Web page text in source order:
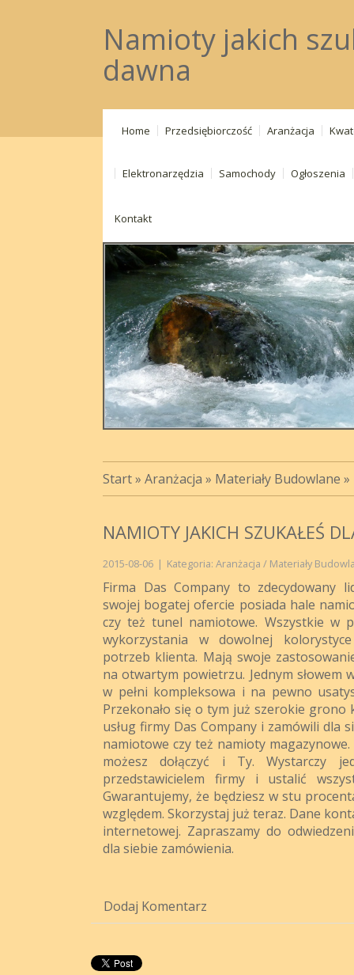
Namioty jakich
dawna
Home Przedsiębiorczość Aranżacja
Elektronarzędzia Samochody Ogłoszenia
Kontakt
Start» Aranżacja » Materiały Budowlane »
NAMIOTY JAKICH SZUKAŁEŚ
2015-08-06 | Kategoria: Aranżacja / Materiały
Firma Das Company to zdecydowany
swojej bogatej ofercie posiada hale
czy też tunel namiotowe. Wszystkie w
wykorzystania w dowolnej
potrzeb klienta. Mają swoje
na otwartym powietrzu. Jednym słowem
w pełni kompleksowa i na pewno
Przekonało się o tym już szerokie
usług firmy Das Company i zamówili dla
namiotowe czy też namioty
możesz dołączyć i Ty. Wystarczy
przedstawicielem firmy i ustalić
Gwarantujemy, że będziesz w stu
względem. Skorzystaj już teraz. Dane
internetowej. Zapraszamy do
dla siebie zamówienia.
Dodaj Komentarz